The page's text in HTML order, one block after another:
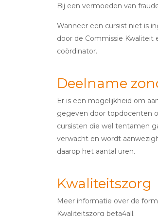
Bij een vermoeden van
Wanneer een cursist niet is
door de Commissie Kwaliteit
coördinator.
Deelname
Er is een mogelijkheid om
gegeven door topdocenten
cursisten die wel tentamen
verwacht en wordt
daarop het aantal uren.
Kwaliteitszorg
Meer informatie over de
Kwaliteitszorg beta4all.